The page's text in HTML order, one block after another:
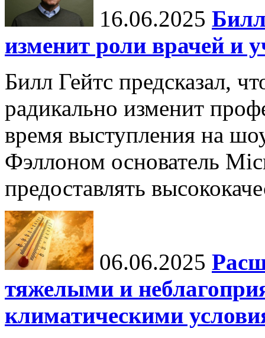
16.06.2025
изменит роли врачей и
Билл Гейтс предсказал,
радикально изменит
время выступления на
Фэллоном основатель
предоставлять
06.06.2025
тяжелыми и
климатическими